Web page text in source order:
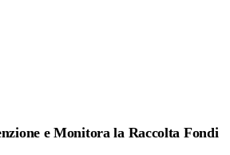
e Monitora la Raccolta Fondi